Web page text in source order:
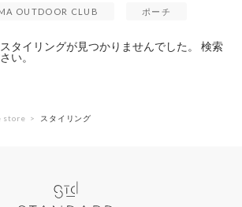
OUTDOOR CLUB ポーチ
タイリングが見つかりませんでした。 検索
い。
store スタイリング